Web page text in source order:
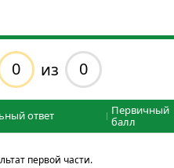
0 из 0
ответ
Первичный
балл
первой части.